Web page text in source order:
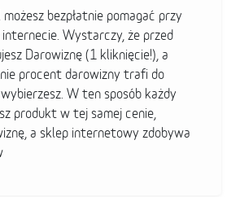
możesz bezpłatnie pomagać przy
Wystarczy, że przed
Darowiznę (1 kliknięcie!), a
procent darowizny trafi do
W ten sposób każdy
produkt w tej samej cenie,
a sklep internetowy zdobywa